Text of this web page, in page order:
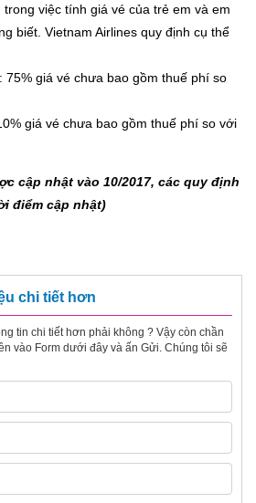
việc tính giá vé của trẻ em và em
biết. Vietnam Airlines quy định cụ thể
75% giá vé chưa bao gồm thuế phí so
giá vé chưa bao gồm thuế phí so với
cập nhật vào 10/2017, các quy định
điểm cập nhật)
chi tiết hơn
tin chi tiết hơn phải không ? Vậy còn chần
vào Form dưới đây và ấn Gửi. Chúng tôi sẽ